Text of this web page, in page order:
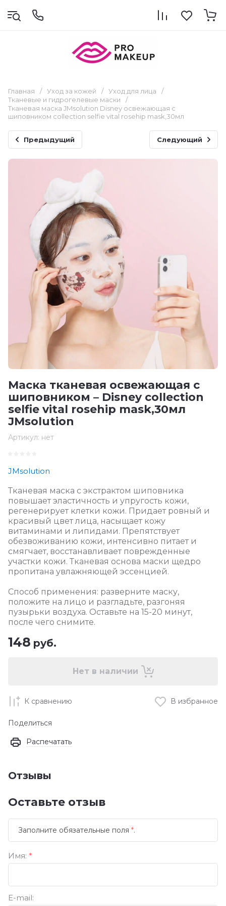
Главная / Уход за кожей / Уход для лица
/
Тканевые и гидрогелевые маски
/
Тканевая маска JMsolution Disney освежающая с
шиповником collection selfie vital rosehip mask,30мл
Предыдущий Следующий
Маска тканевая освежающая с
шиповником – Disney collection
selfie vital rosehip mask,30мл
JMsolution
Артикул: нет
JMsolution
Тканевая маска с экстрактом шиповника
повышает эластичность и упругость кожи,
регенерирует клетки кожи. Придает ровный и
красивый цвет лица, насыщает кожу
витаминами и липидами. Препятствует
обезвоживанию кожи, интенсивно питает и
смягчает, восстанавливает поврежденные
участки кожи. Тканевая основа маски щедро
пропитана увлажняющей эссенцией.
Способ применения: разверните маску,
положите на лицо и разгладьте, разгоняя
пузырьки воздуха. Оставьте на 15-20 минут,
после чего снимите.
148 руб.
Нет в наличии
К сравнению В избранное
Поделиться
Распечатать
Отзывы
Оставьте отзыв
Заполните обязательные поля *.
Имя: *
E-mail: